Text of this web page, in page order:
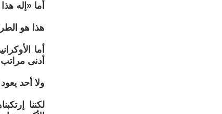
أما «إله
هذا هو
أما
أدنى
ولا أحد
لكننا